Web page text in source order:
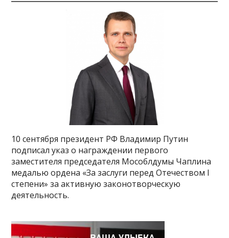
10 сентября президент РФ Владимир Путин
подписал указ о награждении первого
заместителя председателя Мособлдумы Чаплина
медалью ордена «За заслуги перед Отечеством I
степени» за активную законотворческую
деятельность.